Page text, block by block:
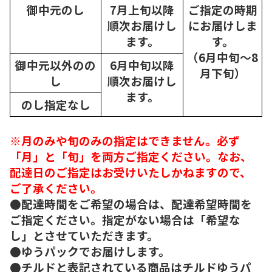
御中元のし
7月上旬以降
順次お届けし
ます。
ご指定の時期
にお届けしま
す。
（6月中旬～8
月下旬）
御中元以外のの
し
6月中旬以降
順次お届けし
ます。
のし指定なし
※月のみや旬のみの指定はできません。必ず
「月」と「旬」を両方ご指定ください。なお、
配達日のご指定はお受けいたしかねますので、
ご了承ください。
●配達時間をご希望の場合は、配達希望時間を
ご指定ください。指定がない場合は「希望な
し」とさせていただきます。
●ゆうパックでお届けします。
●チルドと表記されている商品はチルドゆうパ